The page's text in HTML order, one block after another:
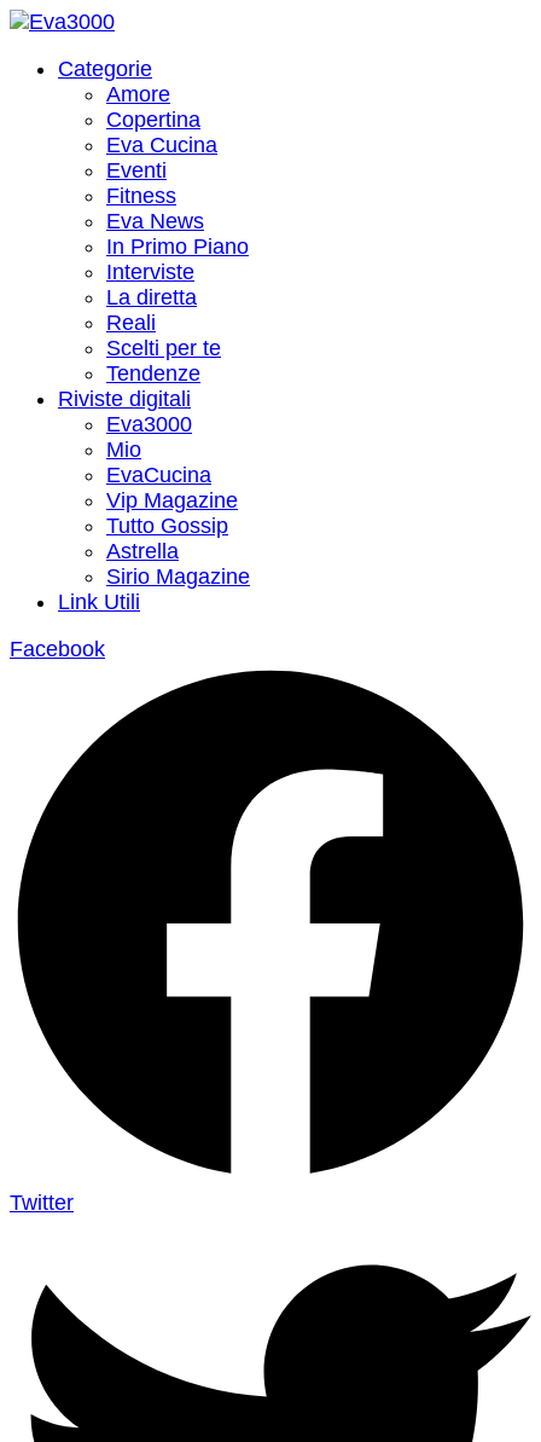
Categorie
Amore
Copertina
Eva Cucina
Eventi
Fitness
Eva News
In Primo Piano
Interviste
La diretta
Reali
Scelti per te
Tendenze
Riviste digitali
Eva3000
Mio
EvaCucina
Vip Magazine
Tutto Gossip
Astrella
Sirio Magazine
Link Utili
Facebook
Twitter